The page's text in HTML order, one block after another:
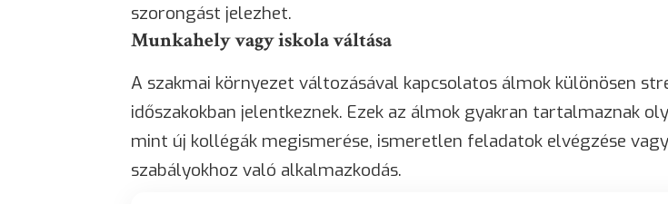
szorongást jelezhet.
Munkahely vagy iskola váltása
A szakmai környezet változásával kapcsolatos álmok különösen
időszakokban jelentkeznek. Ezek az álmok gyakran tartalmaznak
mint új kollégák megismerése, ismeretlen feladatok elvégzése
szabályokhoz való alkalmazkodás.